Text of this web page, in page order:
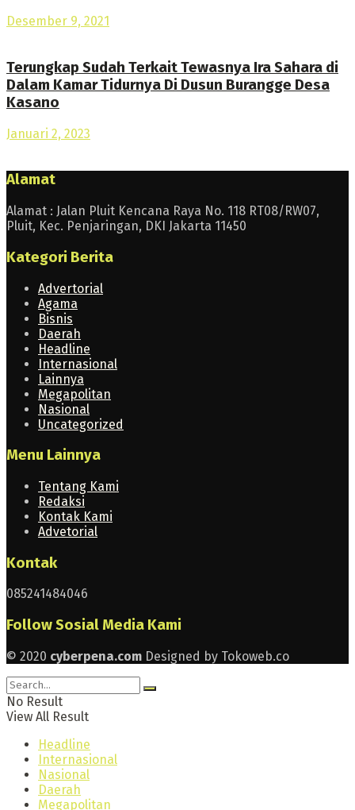
Desember 9, 2021
Terungkap Sudah Terkait Tewasnya Ira Sahara di
Dalam Kamar Tidurnya Di Dusun Burangge Desa
Kasano
Januari 2, 2023
Alamat
Alamat : Jalan Pluit Kencana Raya No. 118 RT08/RW07,
Pluit, Kec. Penjaringan, DKI Jakarta 11450
Kategori Berita
Advertorial
Agama
Bisnis
Daerah
Headline
Internasional
Lainnya
Megapolitan
Nasional
Uncategorized
Menu Lainnya
Tentang Kami
Redaksi
Kontak Kami
Advetorial
Kontak
085241484046
Follow Sosial Media Kami
© 2020 cyberpena.com Designed by Tokoweb.co
No Result
View All Result
Headline
Internasional
Nasional
Daerah
Megapolitan